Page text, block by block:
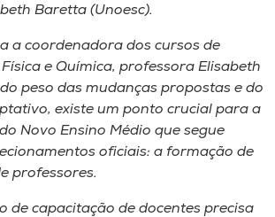
Baretta (Unoesc).
a coordenadora dos cursos de
e Química, professora Elisabeth
peso das mudanças propostas e do
existe um ponto crucial para a
Novo Ensino Médio que segue
oficiais: a formação de
professores.
de capacitação de docentes precisa